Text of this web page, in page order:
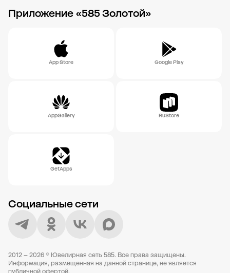
Приложение «585 Золотой»
App Store Google Play
AppGallery RuStore
GetApps
Социальные сети
2012 – 2026 © Ювелирная сеть 585. Все права защищены.
Информация, размещенная на данной странице, не является